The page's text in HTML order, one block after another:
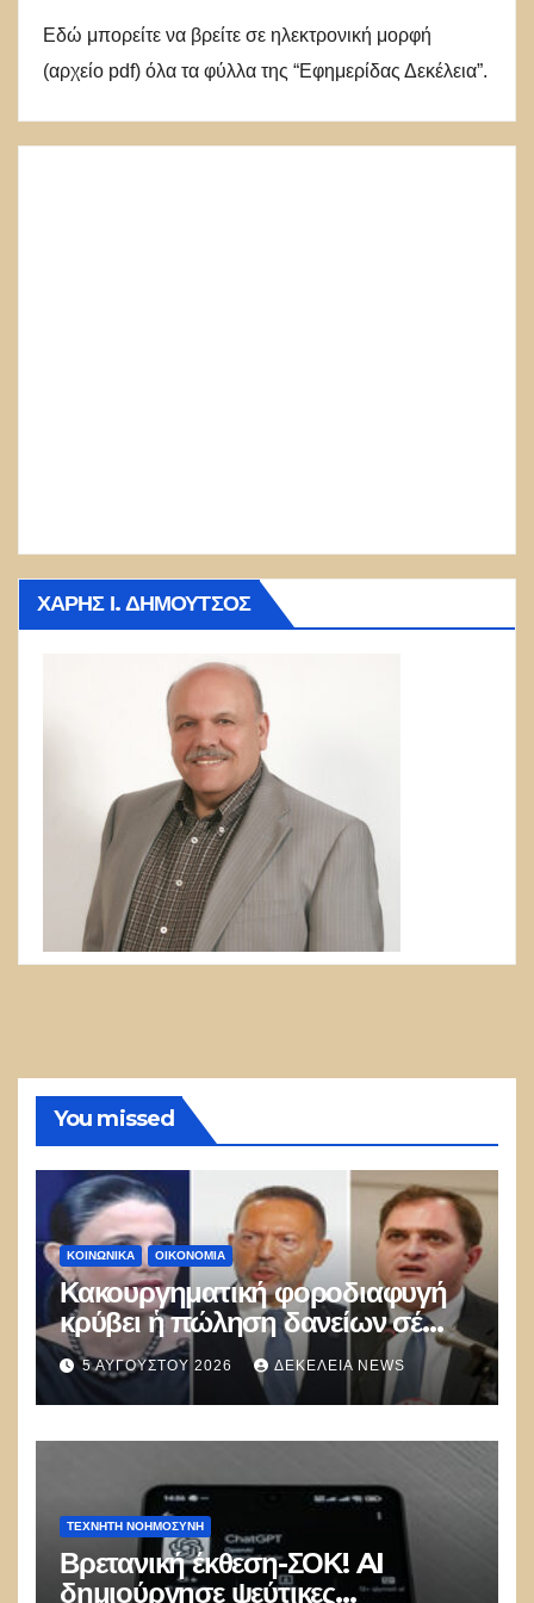
Εδώ μπορείτε να βρείτε σε ηλεκτρονική μορφή
(αρχείο pdf) όλα τα φύλλα της “Εφημερίδας Δεκέλεια”.
ΧΆΡΗΣ Ι. ΔΗΜΟΎΤΣΟΣ
You missed
ΚΟΙΝΩΝΙΚΑ ΟΙΚΟΝΟΜΙΑ
Κακουργηματική φοροδιαφυγή
κρύβει ἡ πώληση δανείων σέ
funds
5 ΑΥΓΟΎΣΤΟΥ 2026 ΔΕΚΈΛΕΙΑ NEWS
ΤΕΧΝΗΤΉ ΝΟΗΜΟΣΎΝΗ
Βρετανική έκθεση-ΣΟΚ! AI
δημιούργησε ψεύτικες